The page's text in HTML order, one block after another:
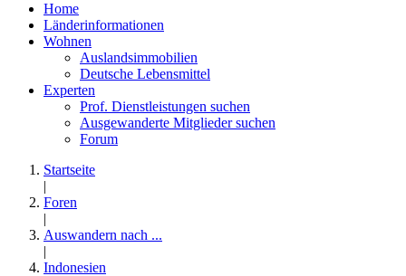
Home
Länderinformationen
Wohnen
Auslandsimmobilien
Deutsche Lebensmittel
Experten
Prof. Dienstleistungen suchen
Ausgewanderte Mitglieder suchen
Forum
Startseite
|
Foren
|
Auswandern nach ...
|
Indonesien